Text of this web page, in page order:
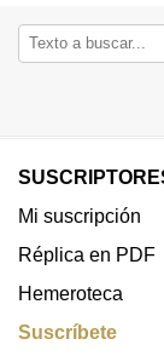
Mi suscripción
Réplica en PDF
Hemeroteca
Suscríbete